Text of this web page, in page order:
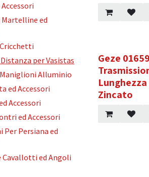
ed
per Vasistas
Alluminio
ed Accessori
Accessori
ed Accessori
Per Persiana ed
Cavallotti ed Angoli
Geze
Zincato